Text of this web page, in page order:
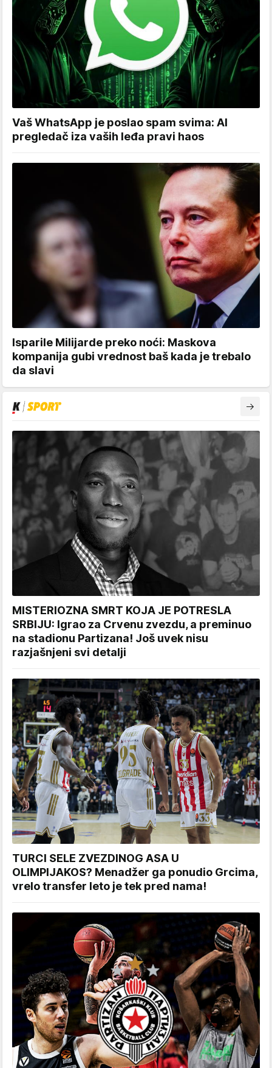
Vaš WhatsApp je poslao spam svima: AI
pregledač iza vaših leđa pravi haos
Isparile Milijarde preko noći: Maskova
kompanija gubi vrednost baš kada je trebalo
da slavi
MISTERIOZNA SMRT KOJA JE POTRESLA
SRBIJU: Igrao za Crvenu zvezdu, a preminuo
na stadionu Partizana! Još uvek nisu
razjašnjeni svi detalji
TURCI SELE ZVEZDINOG ASA U
OLIMPIJAKOS? Menadžer ga ponudio Grcima,
vrelo transfer leto je tek pred nama!